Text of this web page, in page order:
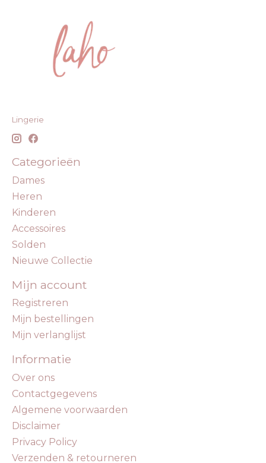
Lingerie
Categorieën
Dames
Heren
Kinderen
Accessoires
Solden
Nieuwe Collectie
Mijn account
Registreren
Mijn bestellingen
Mijn verlanglijst
Informatie
Over ons
Contactgegevens
Algemene voorwaarden
Disclaimer
Privacy Policy
Verzenden & retourneren